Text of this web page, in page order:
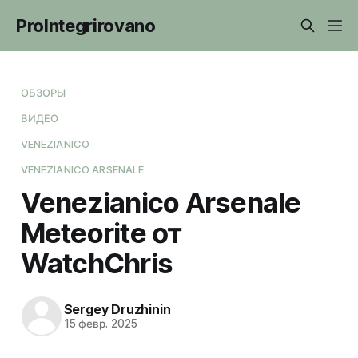
ProIntegrirovano
ОБЗОРЫ
ВИДЕО
VENEZIANICO
VENEZIANICO ARSENALE
Venezianico Arsenale
Meteorite от
WatchChris
Sergey Druzhinin
15 февр. 2025